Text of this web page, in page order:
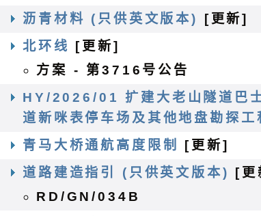
沥青材料 (只供英文版本)
[更新]
北环线
[更新]
方案 - 第3716号公告
HY/2026/01 扩建大老山隧道巴
道新咪表停车场及其他地盘勘探工
青马大桥通航高度限制
[更新]
道路建造指引 (只供英文版本)
[更
RD/GN/034B